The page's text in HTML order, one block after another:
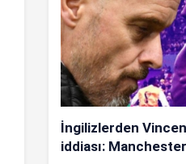
İngilizlerden
iddiası: